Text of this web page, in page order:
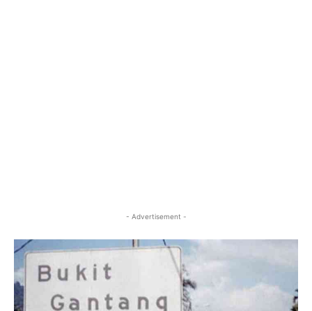
- Advertisement -